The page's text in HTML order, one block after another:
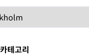
테고리